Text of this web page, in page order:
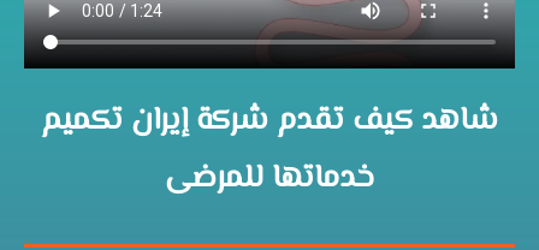
شاهد كيف تقدم شركة إيران تكميم
خدماتها للمرضى